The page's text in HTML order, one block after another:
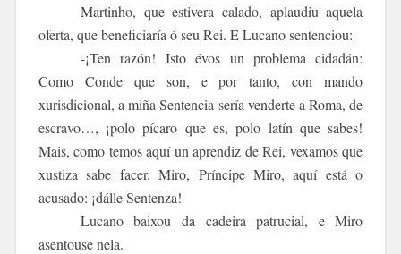
Martinho, que estivera calado, aplaudiu aquela
oferta, que beneficiaría ó seu Rei. E Lucano sentenciou:
-¡Ten razón! Isto évos un problema cidadán:
Como Conde que son, e por tanto, con mando
xurisdicional, a miña Sentencia sería venderte a Roma, de
escravo…, ¡polo pícaro que es, polo latín que sabes!
Mais, como temos aquí un aprendiz de Rei, vexamos que
xustiza sabe facer. Miro, Príncipe Miro, aquí está o
acusado: ¡dálle Sentenza!
Lucano baixou da cadeira patrucial, e Miro
asentouse nela.